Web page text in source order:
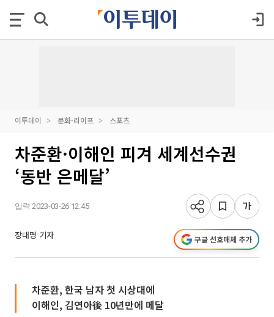
이투데이 문화·라이프 스포츠
차준환·이해인 피겨 세계선수권
‘동반 은메달’
입력 2023-03-26 12:45
장대명 기자 구글 선호매체 추가
차준환, 한국 남자 첫 시상대에
이해인, 김연아後 10년만에 메달